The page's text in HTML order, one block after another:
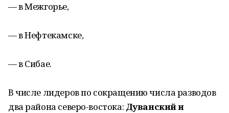
— в Межгорье,
— в Нефтекамске,
— в Сибае.
В числе лидеров по сокращению числа разводов
два района северо-востока: Дуванский и